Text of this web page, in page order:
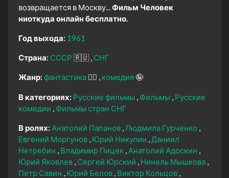
возвращается в Москву...Фильм Человек
ниоткуда онлайн бесплатно.
Год выхода: 1961
Страна: СССР 🇷🇺 СНГ
Жанр: фантастика 🧙‍♀️ комедия 🤪
В категориях: Русские фильмы Фильмы
Русские
комедии
Фильмы стран СНГ
В ролях: Анатолий Папанов Людмила Гурченко
Евгений Моргунов Юрий Никулин
Даниил
Нетребин
Владимир Пицек Анатолий Адоскин
Юрий Яковлев Сергей Юрский
Нинель Мышкова
Петр Савин
Юрий Белов Виктор Кольцов